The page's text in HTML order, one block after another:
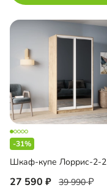
-31%
Шкаф-купе Лоррис-2-2
27 590 39 990